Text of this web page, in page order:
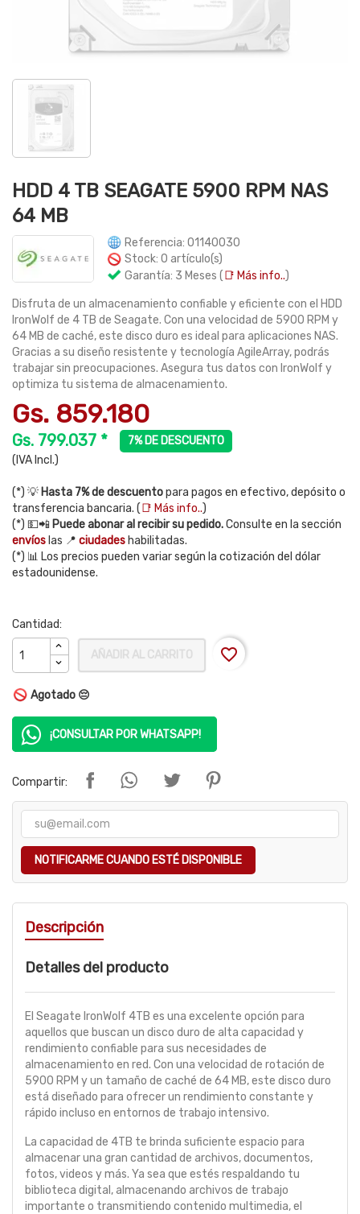
HDD 4 TB SEAGATE 5900 RPM NAS
64 MB
Referencia: 01140030
Stock: 0 artículo(s)
Garantía: 3 Meses (📑 Más info..)
Disfruta de un almacenamiento confiable y eficiente con el HDD
IronWolf de 4 TB de Seagate. Con una velocidad de 5900 RPM y
64 MB de caché, este disco duro es ideal para aplicaciones NAS.
Gracias a su diseño resistente y tecnología AgileArray, podrás
trabajar sin preocupaciones. Asegura tus datos con IronWolf y
optimiza tu sistema de almacenamiento.
Gs. 859.180
Gs. 799.037 *
7% DE DESCUENTO
(IVA Incl.)
(*) 💡 Hasta 7% de descuentopara pagos en efectivo, depósito o
transferencia bancaria. (📑 Más info..)
(*) 💵📲 Puede abonar al recibir su pedido.Consulte en la sección
envíos las 📍 ciudades habilitadas.
(*) 📊 Los precios pueden variar según la cotización del dólar
estadounidense.
Cantidad:
AÑADIR AL CARRITO favorite_border
Agotado 😔
¡CONSULTAR POR WHATSAPP!
Compartir:
NOTIFICARME CUANDO ESTÉ DISPONIBLE
Descripción
Detalles del producto
El Seagate IronWolf 4TB es una excelente opción para
aquellos que buscan un disco duro de alta capacidad y
rendimiento confiable para sus necesidades de
almacenamiento en red. Con una velocidad de rotación de
5900 RPM y un tamaño de caché de 64 MB, este disco duro
está diseñado para ofrecer un rendimiento constante y
rápido incluso en entornos de trabajo intensivo.
La capacidad de 4TB te brinda suficiente espacio para
almacenar una gran cantidad de archivos, documentos,
fotos, videos y más. Ya sea que estés respaldando tu
biblioteca digital, almacenando archivos de trabajo
importante o transmitiendo contenido multimedia, el